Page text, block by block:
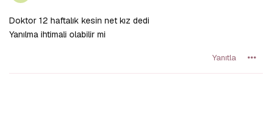
Doktor 12 haftalık kesin net kız dedi
Yanılma ihtimali olabilir mi
Yanıtla